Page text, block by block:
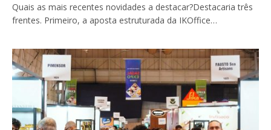
Quais as mais recentes novidades a destacar?Destacaria três
frentes. Primeiro, a aposta estruturada da IKOffice…